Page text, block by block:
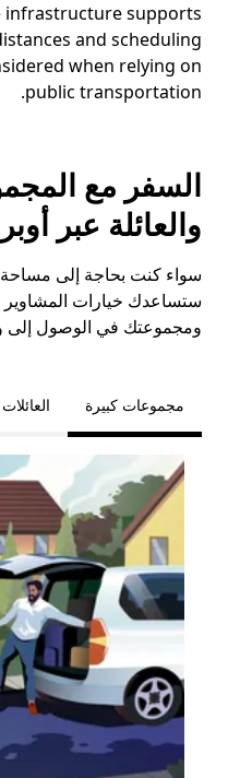
infrastructure supports
and scheduling
when relying on
public transportation.
السفر مع
والعائلة عبر أوبر
سواء كنت بحاجة إلى مساحة
ومجموعتك في الوصول إلى
مجموعات كبيرة العائلات